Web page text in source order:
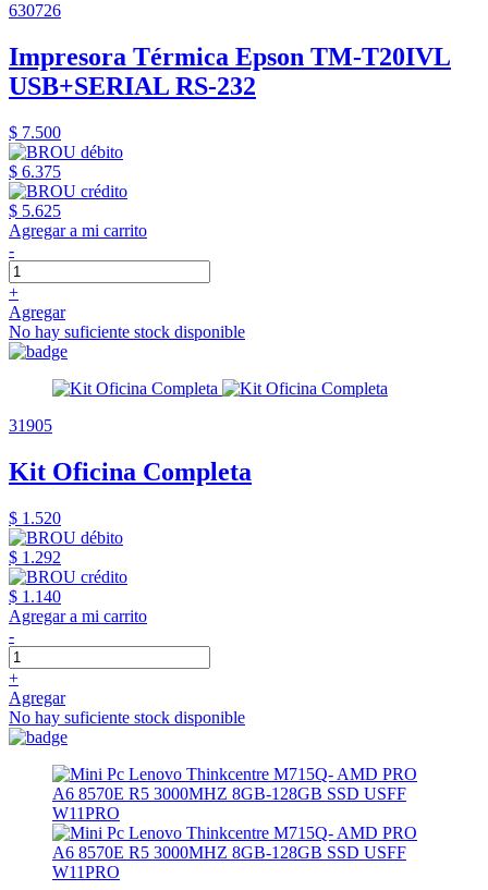
630726
Impresora Térmica Epson TM-T20IVL
USB+SERIAL RS-232
$ 7.500
$ 6.375
$ 5.625
Agregar a mi carrito
-
+
Agregar
No hay suficiente stock disponible
31905
Kit Oficina Completa
$ 1.520
$ 1.292
$ 1.140
Agregar a mi carrito
-
+
Agregar
No hay suficiente stock disponible